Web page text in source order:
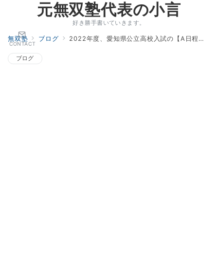
元無双塾代表の小言
好き勝手書いていきます。
CONTACT
無双塾 ブログ 2022年度、愛知県公立高校入試の【A日程数学】を解いてみました。
ブログ